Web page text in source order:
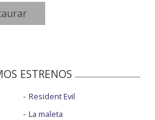
ESTRENOS
Resident Evil
La maleta